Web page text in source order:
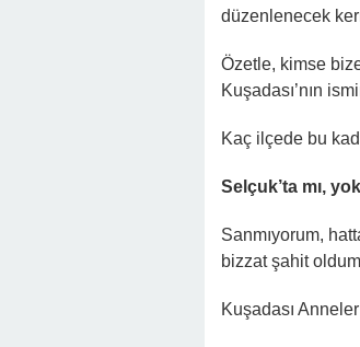
düzenlenecek
Özetle, kimse
Kuşadası’nın
Kaç ilçede bu
Selçuk’ta mı,
Sanmıyorum,
bizzat şahit
Kuşadası